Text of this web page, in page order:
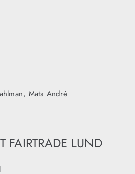
Mats André
FAIRTRADE LUND